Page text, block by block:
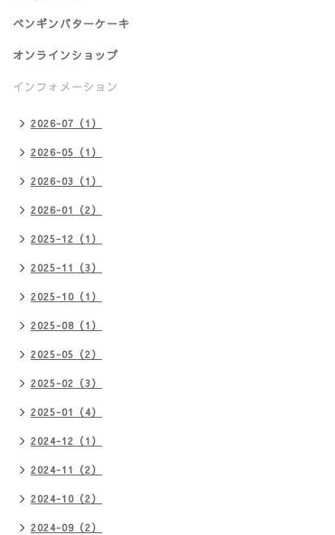
ペンギンバターケーキ
オンラインショップ
インフォメーション
2026-07（1）
2026-05（1）
2026-03（1）
2026-01（2）
2025-12（1）
2025-11（3）
2025-10（1）
2025-08（1）
2025-05（2）
2025-02（3）
2025-01（4）
2024-12（1）
2024-11（2）
2024-10（2）
2024-09（2）